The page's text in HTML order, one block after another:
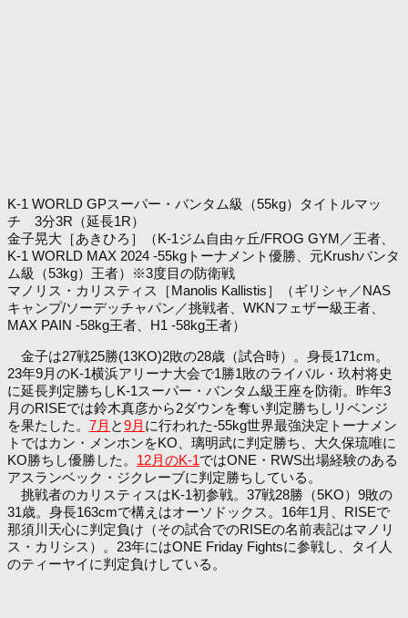
K-1 WORLD GPスーパー・バンタム級（55kg）タイトルマッ
チ 3分3R（延長1R）
金子晃大［あきひろ］（K-1ジム自由ヶ丘/FROG GYM／王者、
K-1 WORLD MAX 2024 -55kgトーナメント優勝、元Krushバンタ
ム級（53kg）王者）※3度目の防衛戦
マノリス・カリスティス［Manolis Kallistis］（ギリシャ／NAS
キャンプ/ソーデッチャパン／挑戦者、WKNフェザー級王者、
MAX PAIN -58kg王者、H1 -58kg王者）
金子は27戦25勝(13KO)2敗の28歳（試合時）。身長171cm。
23年9月のK-1横浜アリーナ大会で1勝1敗のライバル・玖村将史
に延長判定勝ちしK-1スーパー・バンタム級王座を防衛。昨年3
月のRISEでは鈴木真彦から2ダウンを奪い判定勝ちしリベンジ
を果たした。 7月 と9月 に行われた-55kg世界最強決定トーナメン
トではカン・メンホンをKO、璃明武に判定勝ち、大久保琉唯に
KO勝ちし優勝した。 12月のK-1ではONE・RWS出場経験のある
アスランベック・ジクレーブに判定勝ちしている。
挑戦者のカリスティスはK-1初参戦。37戦28勝（5KO）9敗の
31歳。身長163cmで構えはオーソドックス。16年1月、RISEで
那須川天心に判定負け（その試合でのRISEの名前表記はマノリ
ス・カリシス）。23年にはONE Friday Fightsに参戦し、タイ人
のティーヤイに判定負けしている。